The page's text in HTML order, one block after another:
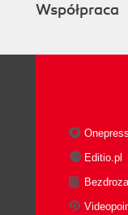
Współpraca
Editio.pl